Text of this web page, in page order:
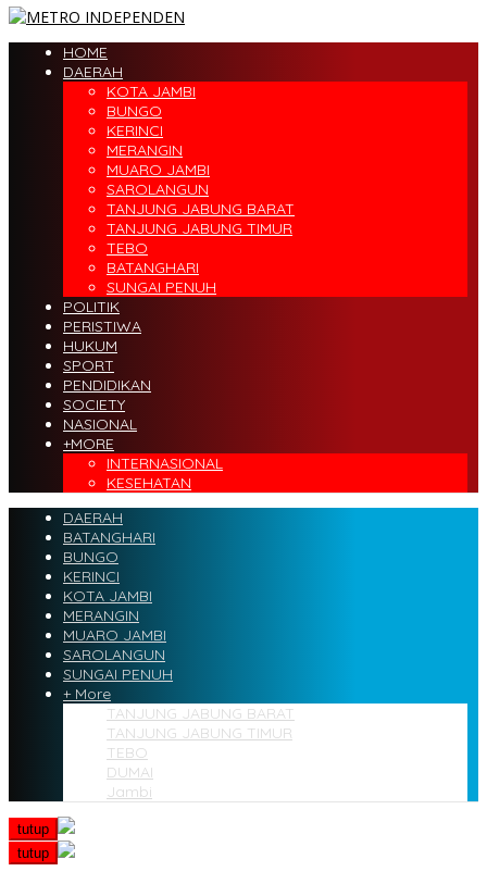
HOME
DAERAH
KOTA JAMBI
BUNGO
KERINCI
MERANGIN
MUARO JAMBI
SAROLANGUN
TANJUNG JABUNG BARAT
TANJUNG JABUNG TIMUR
TEBO
BATANGHARI
SUNGAI PENUH
POLITIK
PERISTIWA
HUKUM
SPORT
PENDIDIKAN
SOCIETY
NASIONAL
+MORE
INTERNASIONAL
KESEHATAN
DAERAH
BATANGHARI
BUNGO
KERINCI
KOTA JAMBI
MERANGIN
MUARO JAMBI
SAROLANGUN
SUNGAI PENUH
+ More
TANJUNG JABUNG BARAT
TANJUNG JABUNG TIMUR
TEBO
DUMAI
Jambi
tutup
tutup